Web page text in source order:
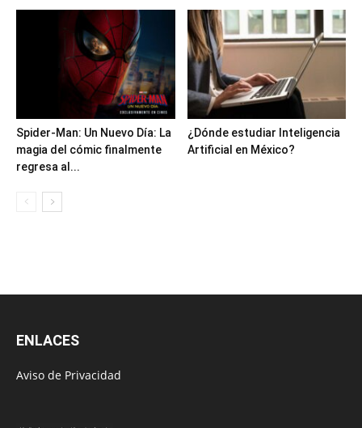
Spider-Man: Un Nuevo Día: La
magia del cómic finalmente
regresa al...
¿Dónde estudiar Inteligencia
Artificial en México?
ENLACES
Aviso de Privacidad